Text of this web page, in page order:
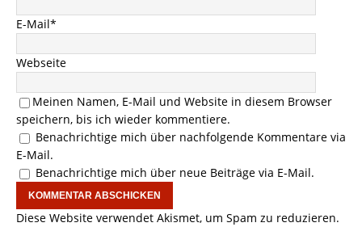
E-Mail*
Webseite
Meinen Namen, E-Mail und Website in diesem Browser
speichern, bis ich wieder kommentiere.
Benachrichtige mich über nachfolgende Kommentare via
E-Mail.
Benachrichtige mich über neue Beiträge via E-Mail.
Diese Website verwendet Akismet, um Spam zu reduzieren.